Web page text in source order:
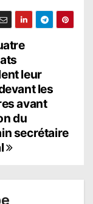
leur
les
avant
du
secrétaire